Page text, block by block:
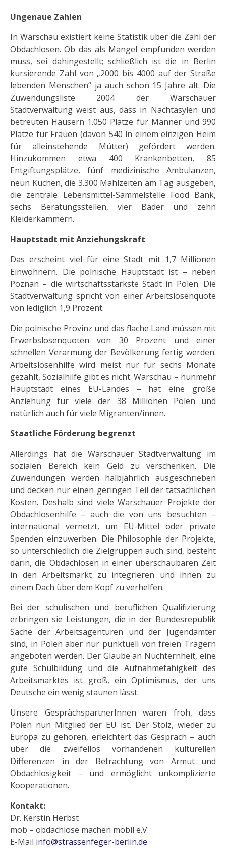
Ungenaue Zahlen
In Warschau existiert keine Statistik über die Zahl der
Obdachlosen. Ob das als Mangel empfunden werden
muss, sei dahingestellt; schließlich ist die in Berlin
kursierende Zahl von „2000 bis 4000 auf der Straße
lebenden Menschen“ ja auch schon 15 Jahre alt. Die
Zuwendungsliste 2004 der Warschauer
Stadtverwaltung weist aus, dass in Nachtasylen und
betreuten Häusern 1.050 Plätze für Männer und 990
Plätze für Frauen (davon 540 in einem einzigen Heim
für alleinstehende Mütter) gefördert werden.
Hinzukommen etwa 400 Krankenbetten, 85
Entgiftungsplätze, fünf medizinische Ambulanzen,
neun Küchen, die 3.300 Mahlzeiten am Tag ausgeben,
die zentrale Lebensmittel-Sammelstelle Food Bank,
sechs Beratungsstellen, vier Bäder und zehn
Kleiderkammern.
Hauptstadt mit Anziehungskraft
Das erscheint viel für eine Stadt mit 1,7 Millionen
Einwohnern. Die polnische Hauptstadt ist – neben
Poznan – die wirtschaftsstärkste Stadt in Polen. Die
Stadtverwaltung spricht von einer Arbeitslosenquote
von lediglich 1,9 Prozent.
Die polnische Provinz und das flache Land müssen mit
Erwerbslosenquoten von 30 Prozent und einer
schnellen Verarmung der Bevölkerung fertig werden.
Arbeitslosenhilfe wird meist nur für sechs Monate
gezahlt, Sozialhilfe gibt es nicht. Warschau – nunmehr
Hauptstadt eines EU-Landes – hat eine große
Anziehung für viele der 38 Millionen Polen und
natürlich auch für viele Migranten/innen.
Staatliche Förderung begrenzt
Allerdings hat die Warschauer Stadtverwaltung im
sozialen Bereich kein Geld zu verschenken. Die
Zuwendungen werden halbjährlich ausgeschrieben
und decken nur einen geringen Teil der tatsächlichen
Kosten. Deshalb sind viele Warschauer Projekte der
Obdachlosenhilfe – auch die von uns besuchten –
international vernetzt, um EU-Mittel oder private
Spenden einzuwerben. Die Philosophie der Projekte,
so unterschiedlich die Zielgruppen auch sind, besteht
darin, die Obdachlosen in einer überschaubaren Zeit
in den Arbeitsmarkt zu integrieren und ihnen zu
einem Dach über dem Kopf zu verhelfen.
Bei der schulischen und beruflichen Qualifizierung
erbringen sie Leistungen, die in der Bundesrepublik
Sache der Arbeitsagenturen und der Jugendämter
sind, in Polen aber nur punktuell von freien Trägern
angeboten werden. Der Glaube an Nüchternheit, eine
gute Schulbildung und die Aufnahmefähigkeit des
Arbeitsmarktes ist groß, ein Optimismus, der uns
Deutsche ein wenig staunen lässt.
Unsere GesprächspartnerInnen waren froh, dass
Polen nun Mitglied der EU ist. Der Stolz, wieder zu
Europa zu gehören, erleichtert das Gespräch – auch
über die zweifellos vorhandenen kulturellen
Differenzen in der Betrachtung von Armut und
Obdachlosigkeit – und ermöglicht unkomplizierte
Kooperationen.
Kontakt:
Dr. Kerstin Herbst
mob – obdachlose machen mobil e.V.
E-Mail info@strassenfeger-berlin.de